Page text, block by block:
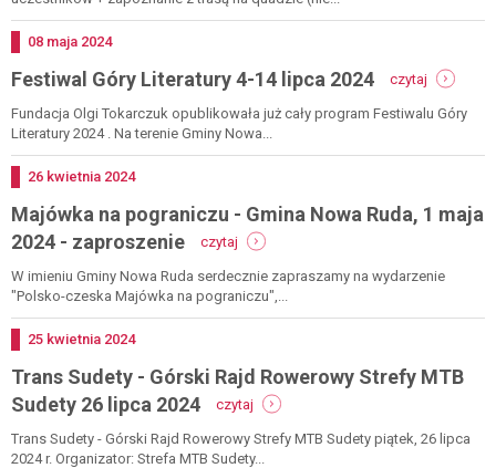
ii
runda
polskiej
ligi
atv
maja
2024
Dodano
08 maja 2024
Festiwal Góry Literatury 4-14 lipca 2024 czytaj
festiwal
góry
2024
Fundacja Olgi Tokarczuk opublikowała już cały program Festiwalu Góry
Literatury 2024 . Na terenie Gminy Nowa...
Dodano
26 kwietnia 2024
Majówka na pograniczu - Gmina Nowa Ruda, 1 maja
2024 - zaproszenie
czytaj
majówka
na
pograniczu
ruda,
1
maja
2024
-
W imieniu Gminy Nowa Ruda serdecznie zapraszamy na wydarzenie
"Polsko-czeska Majówka na pograniczu",...
Dodano
25 kwietnia 2024
Trans Sudety - Górski Rajd Rowerowy Strefy MTB
Sudety 26 lipca 2024
czytaj
trans
sudety
-
Trans Sudety - Górski Rajd Rowerowy Strefy MTB Sudety piątek, 26 lipca
2024 r. Organizator: Strefa MTB Sudety...